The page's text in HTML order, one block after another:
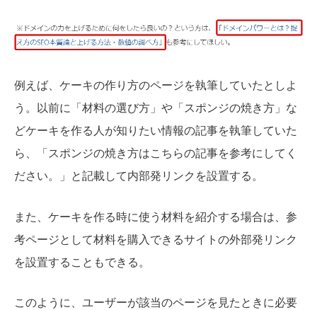
例えば、ケーキの作り方のページを執筆していたとしよ
う。以前に「材料の選び方」や「スポンジの焼き方」な
どケーキを作る人が知りたい情報の記事を執筆していた
ら、「スポンジの焼き方はこちらの記事を参考にしてく
ださい。」と記載して内部発リンクを設置する。
また、ケーキを作る時に使う材料を紹介する場合は、参
考ページとして材料を購入できるサイトの外部発リンク
を設置することもできる。
このように、ユーザーが該当のページを見たときに必要